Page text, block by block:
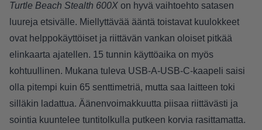
Turtle Beach Stealth 600X on hyvä vaihtoehto satasen
luureja etsivälle. Miellyttävää ääntä toistavat kuulokkeet
ovat helppokäyttöiset ja riittävän vankan oloiset pitkää
elinkaarta ajatellen. 15 tunnin käyttöaika on myös
kohtuullinen. Mukana tuleva USB-A-USB-C-kaapeli saisi
olla pitempi kuin 65 senttimetriä, mutta saa laitteen toki
silläkin ladattua. Äänenvoimakkuutta piisaa riittävästi ja
sointia kuuntelee tuntitolkulla putkeen korvia rasittamatta.